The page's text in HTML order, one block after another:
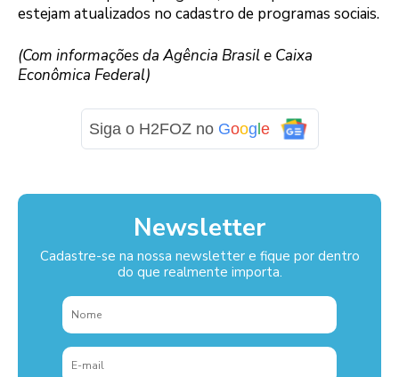
estejam atualizados no cadastro de programas sociais.
(Com informações da Agência Brasil e Caixa
Econômica Federal)
Siga o H2FOZ no Google
Newsletter
Cadastre-se na nossa newsletter e fique por dentro
do que realmente importa.